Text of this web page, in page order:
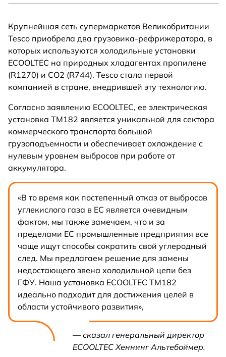
Крупнейшая сеть супермаркетов Великобритании
Tesco приобрела два грузовика-рефрижератора, в
которых используются холодильные установки
ECOOLTEC на природных хладагентах пропилене
(R1270) и CO2 (R744). Tesco стала первой
компанией в стране, внедрившей эту технологию.
Согласно заявлению ECOOLTEC, ее электрическая
установка TM182 является уникальной для сектора
коммерческого транспорта большой
грузоподъемности и обеспечивает охлаждение с
нулевым уровнем выбросов при работе от
аккумулятора.
«В то время как постепенный отказ от выбросов
углекислого газа в ЕС является очевидным
фактом, мы также замечаем, что и за
пределами ЕС промышленные предприятия все
чаще ищут способы сократить свой углеродный
след. Мы предлагаем решение для замены
недостающего звена холодильной цепи без
ГФУ. Наша установка ECOOLTEC TM182
идеально подходит для достижения целей в
области устойчивого развития»,
— сказал генеральный директор
ECOOLTEC Хеннинг Альтебоймер.